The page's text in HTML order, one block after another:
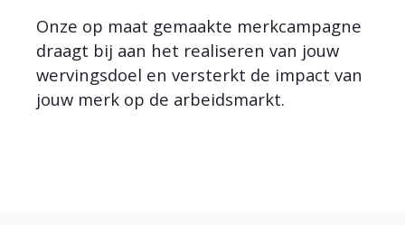
Onze op maat gemaakte merkcampagne
draagt bij aan het realiseren van jouw
wervingsdoel en versterkt de impact van
jouw merk op de arbeidsmarkt.